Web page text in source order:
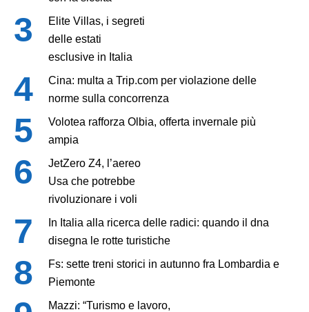
Elite Villas, i segreti
delle estati
esclusive in Italia
Cina: multa a Trip.com per violazione delle
norme sulla concorrenza
Volotea rafforza Olbia, offerta invernale più
ampia
JetZero Z4, l’aereo
Usa che potrebbe
rivoluzionare i voli
In Italia alla ricerca delle radici: quando il dna
disegna le rotte turistiche
Fs: sette treni storici in autunno fra Lombardia e
Piemonte
Mazzi: “Turismo e lavoro,